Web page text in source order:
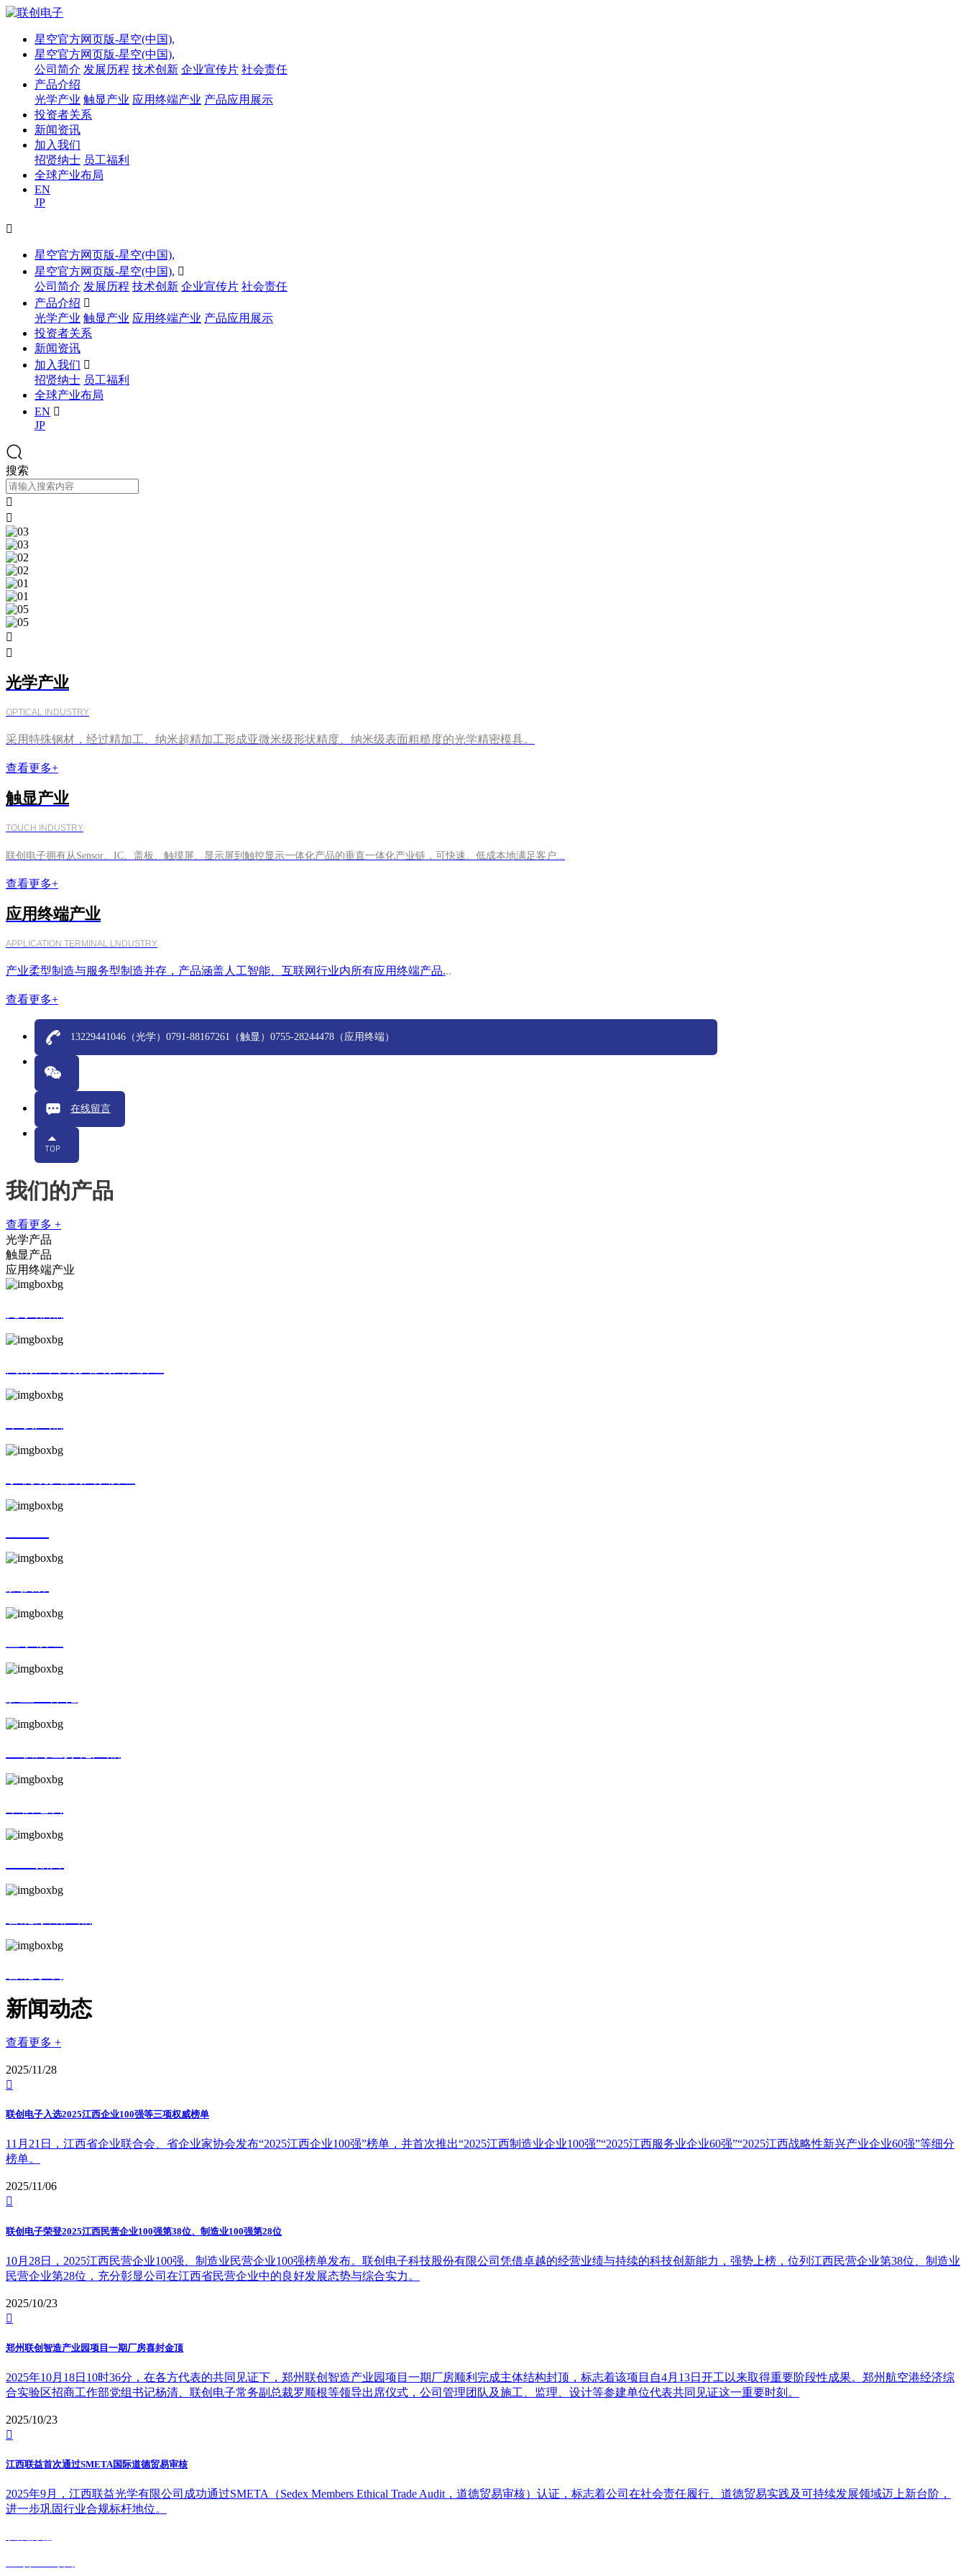
星空官方网页版-星空(中国),
星空官方网页版-星空(中国),
公司简介 发展历程 技术创新 企业宣传片 社会责任
产品介绍
光学产业 触显产业 应用终端产业 产品应用展示
投资者关系
新闻资讯
加入我们
招贤纳士 员工福利
全球产业布局
EN
JP

星空官方网页版-星空(中国),
星空官方网页版-星空(中国), 
公司简介 发展历程 技术创新 企业宣传片 社会责任
产品介绍 
光学产业 触显产业 应用终端产业 产品应用展示
投资者关系
新闻资讯
加入我们 
招贤纳士 员工福利
全球产业布局
EN 
JP
搜索




光学产业
OPTICAL INDUSTRY
采用特殊钢材，经过精加工、纳米超精加工形成亚微米级形状精度、纳米级表面粗糙度的光学精密模具。
查看更多+
触显产业
TOUCH INDUSTRY
联创电子拥有从Sensor、IC、盖板、触摸屏、显示屏到触控显示一体化产品的垂直一体化产业链，可快速、低成本地满足客户...
查看更多+
应用终端产业
APPLICATION TERMINAL LNDUSTRY
产业柔型制造与服务型制造并存，产品涵盖人工智能、互联网行业内所有应用终端产品...
查看更多+
13229441046（光学）0791-88167261（触显）0755-28244478（应用终端）
在线留言
我们的产品
查看更多 +
光学产品
触显产品
应用终端产业
新闻动态
查看更多 +
2025/11/28

联创电子入选2025江西企业100强等三项权威榜单
11月21日，江西省企业联合会、省企业家协会发布“2025江西企业100强”榜单，并首次推出“2025江西制造业企业100强”“2025江西服务业企业60强”“2025江西战略性新兴产业企业60强”等细分
榜单。
2025/11/06

联创电子荣登2025江西民营企业100强第38位、制造业100强第28位
10月28日，2025江西民营企业100强、制造业民营企业100强榜单发布。联创电子科技股份有限公司凭借卓越的经营业绩与持续的科技创新能力，强势上榜，位列江西民营企业第38位、制造业
民营企业第28位，充分彰显公司在江西省民营企业中的良好发展态势与综合实力。
2025/10/23

郑州联创智造产业园项目一期厂房喜封金顶
2025年10月18日10时36分，在各方代表的共同见证下，郑州联创智造产业园项目一期厂房顺利完成主体结构封顶，标志着该项目自4月13日开工以来取得重要阶段性成果。郑州航空港经济综
合实验区招商工作部党组书记杨清、联创电子常务副总裁罗顺根等领导出席仪式，公司管理团队及施工、监理、设计等参建单位代表共同见证这一重要时刻。
2025/10/23

江西联益首次通过SMETA国际道德贸易审核
2025年9月，江西联益光学有限公司成功通过SMETA（Sedex Members Ethical Trade Audit，道德贸易审核）认证，标志着公司在社会责任履行、道德贸易实践及可持续发展领域迈上新台阶，
进一步巩固行业合规标杆地位。